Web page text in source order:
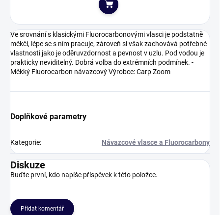
Do košíku
Ve srovnání s klasickými Fluorocarbonovými vlasci je podstatně
měkčí, lépe se s ním pracuje, zároveň si však zachovává potřebné
vlastnosti jako je oděruvzdornost a pevnost v uzlu. Pod vodou je
prakticky neviditelný. Dobrá volba do extrémních podmínek. -
Měkký Fluorocarbon návazcový Výrobce: Carp Zoom
Doplňkové parametry
Kategorie: Návazcové vlasce a Fluorocarbony
Diskuze
Buďte první, kdo napíše příspěvek k této položce.
Přidat komentář